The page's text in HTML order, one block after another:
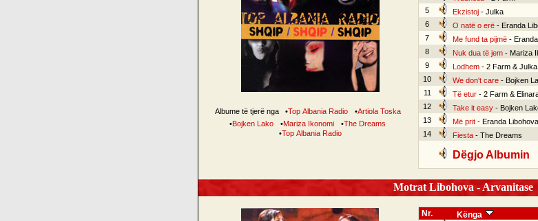
Albume të tjerë nga •Top Albania Radio •Artiola Toska
•Bojken Lako •Mariza Ikonomi •The Dreams
•Top Albania Radio
5
Ekzistoj- Julka
6
O natë o erë- Eranda
7
Me fund ta pijmë-
8
Nuk dua të jem- Mariza
9
Lodhem- 2 Farm & Julka
10
We don't care- Bojken
11
Të etur- 2 Farm &
12
Take it easy- Bojken
13
Më prit- Eranda Libohova
14
Fiesta- The Dreams
Dëgjo Albumin
Motrat Libohova - Arvanitase
Nr. Kënga